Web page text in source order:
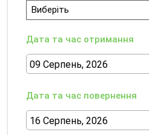
Дата та час отримання
Дата та час повернення